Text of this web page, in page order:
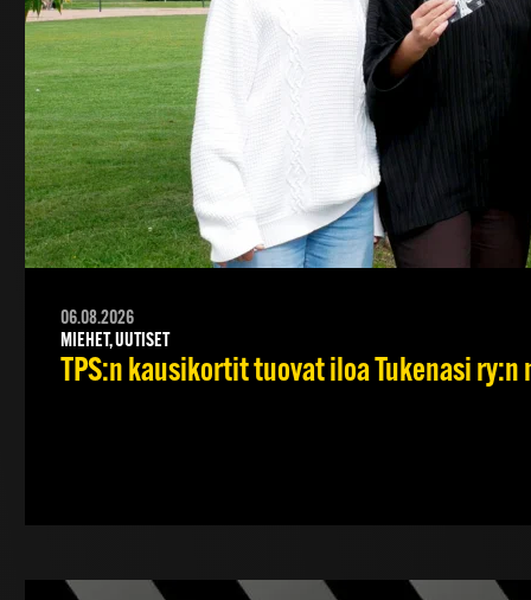
06.08.2026
MIEHET, UUTISET
TPS:n kausikortit tuovat iloa Tukenasi